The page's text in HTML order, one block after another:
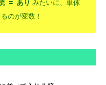
= あり みたいに、単体
のが変数！